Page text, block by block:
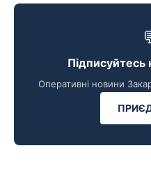
Оперативні новини